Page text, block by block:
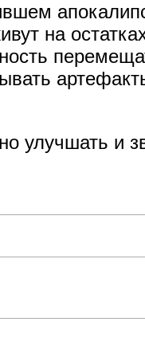
на
улучшать и